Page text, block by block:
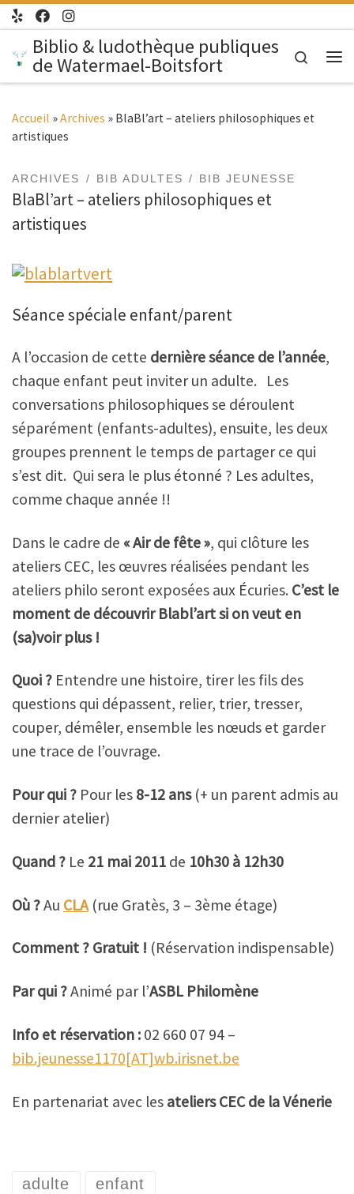
Passer au contenu
Biblio & ludothèque publiques
de Watermael-Boitsfort
Search
Accueil »Archives » BlaBl’art – ateliers philosophiques et
artistiques
ARCHIVES BIB ADULTES BIB JEUNESSE
BlaBl’art – ateliers philosophiques et
artistiques
Séance spéciale enfant/parent
A l’occasion de cette dernière séance de l’année,
chaque enfant peut inviter un adulte. Les
conversations philosophiques se déroulent
séparément (enfants-adultes), ensuite, les deux
groupes prennent le temps de partager ce qui
s’est dit. Qui sera le plus étonné ? Les adultes,
comme chaque année !!
Dans le cadre de « Air de fête », qui clôture les
ateliers CEC, les œuvres réalisées pendant les
ateliers philo seront exposées aux Écuries. C’est le
moment de découvrir Blabl’art si on veut en
(sa)voir plus !
Quoi ? Entendre une histoire, tirer les fils des
questions qui dépassent, relier, trier, tresser,
couper, démêler, ensemble les nœuds et garder
une trace de l’ouvrage.
Pour qui ? Pour les 8-12 ans(+ un parent admis au
dernier atelier)
Quand ? Le 21 mai 2011 de 10h30 à 12h30
Où ?Au CLA(rue Gratès, 3 – 3ème étage)
Comment ? Gratuit ! (Réservation indispensable)
Par qui ?Animé par l’ASBL Philomène
Info et réservation : 02 660 07 94 –
bib.jeunesse1170[AT]wb.irisnet.be
En partenariat avec les ateliers CEC de la Vénerie
adulte enfant